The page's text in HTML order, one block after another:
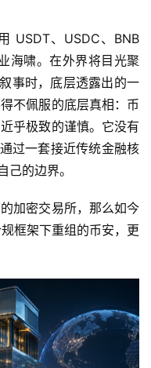
USDT、USDC、BNB
海啸。在外界将目光聚
事时，底层透露出的一
不佩服的底层真相：币
乎极致的谨慎。它没有
过一套接近传统金融核
己的边界。
加密交易所，那么如今
框架下重组的币安，更